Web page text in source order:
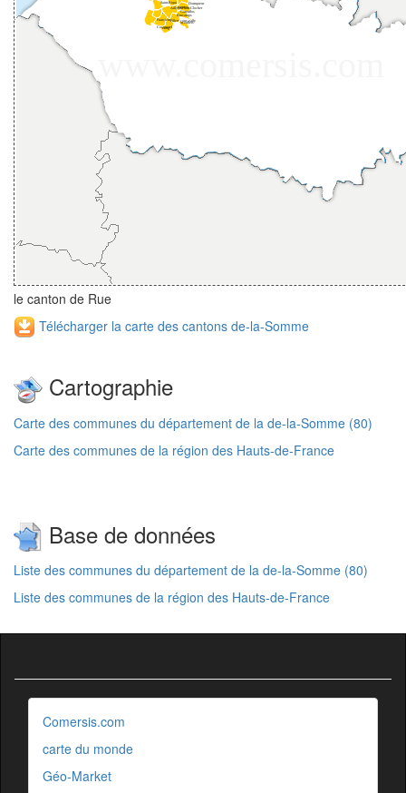
le canton de Rue
Télécharger la carte des cantons de-la-Somme
Cartographie
Carte des communes du département de la de-la-Somme (80)
Carte des communes de la région des Hauts-de-France
Base de données
Liste des communes du département de la de-la-Somme (80)
Liste des communes de la région des Hauts-de-France
Comersis.com
carte du monde
Géo-Market